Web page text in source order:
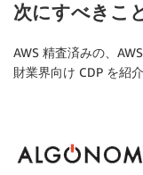
次にすべきこ
AWS 精査済みの、
財業界向け CDP を紹介